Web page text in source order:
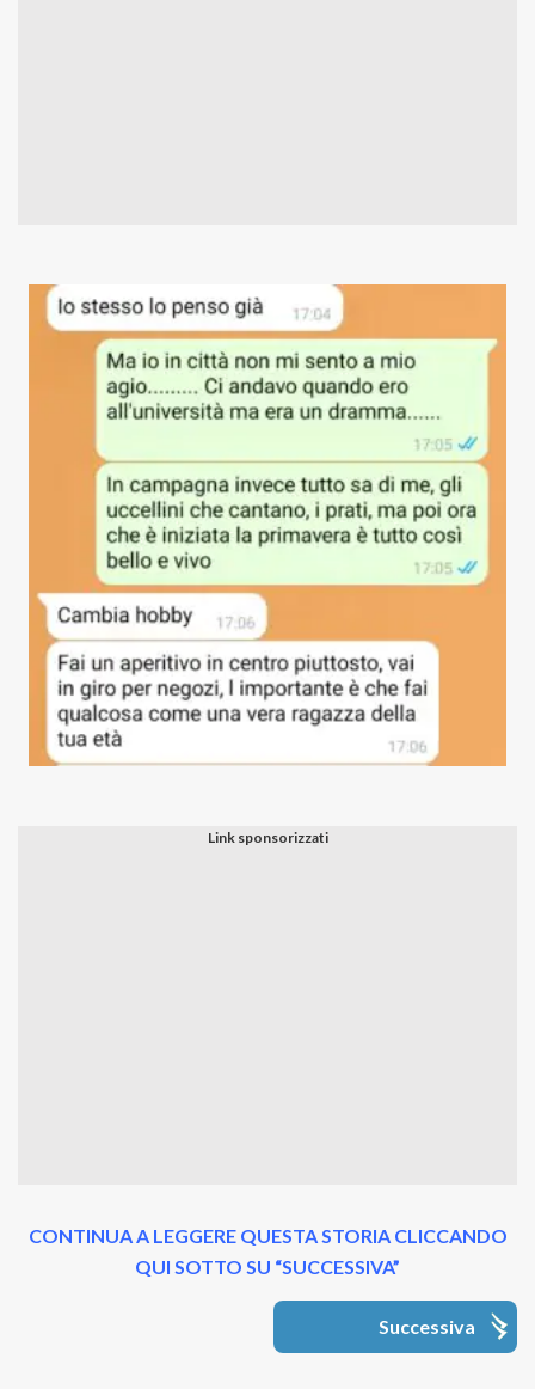
CONTINUA A LEGGERE QUESTA STORIA CLICCANDO
QUI SOTTO SU “SUCCESSIVA”
Successiva